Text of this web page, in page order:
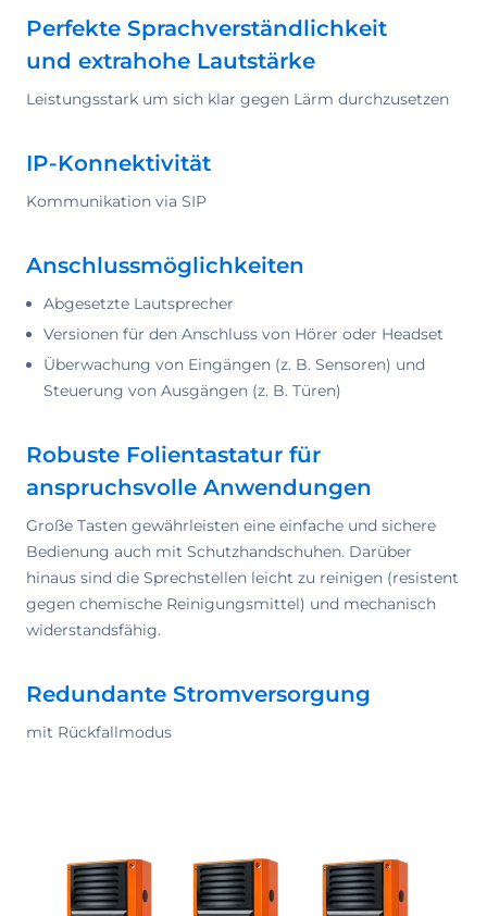
Perfekte Sprachverständlichkeit
und extrahohe Lautstärke
Leistungsstark um sich klar gegen Lärm durchzusetzen
IP-Konnektivität
Kommunikation via SIP
Anschlussmöglichkeiten
Abgesetzte Lautsprecher
Versionen für den Anschluss von Hörer oder Headset
Überwachung von Eingängen (z. B. Sensoren) und
Steuerung von Ausgängen (z. B. Türen)
Robuste Folientastatur für
anspruchsvolle Anwendungen
Große Tasten gewährleisten eine einfache und sichere
Bedienung auch mit Schutzhandschuhen. Darüber
hinaus sind die Sprechstellen leicht zu reinigen (resistent
gegen chemische Reinigungsmittel) und mechanisch
widerstandsfähig.
Redundante Stromversorgung
mit Rückfallmodus